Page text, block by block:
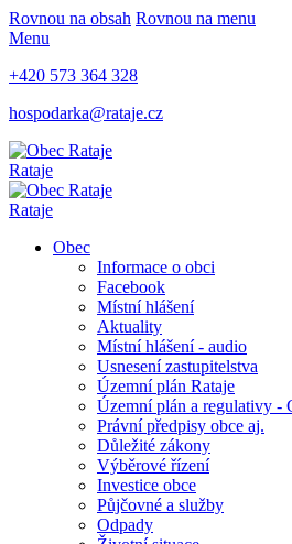
Rovnou na obsah Rovnou na menu
Menu
+420 573 364 328
hospodarka@rataje.cz
Rataje
Rataje
Obec
Informace o obci
Facebook
Místní hlášení
Aktuality
Místní hlášení - audio
Usnesení zastupitelstva
Územní plán Rataje
Územní plán a regulativy -
Právní předpisy obce aj.
Důležité zákony
Výběrové řízení
Investice obce
Půjčovné a služby
Odpady